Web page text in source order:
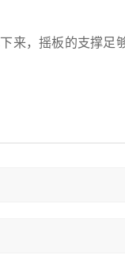
来，摇板的支撑